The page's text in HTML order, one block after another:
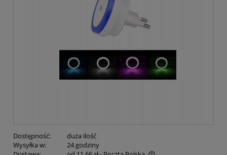
Dostępność:
duża ilość
Wysyłka w:
24 godziny